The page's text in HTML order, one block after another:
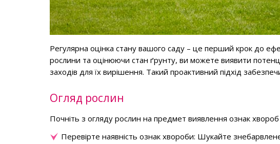
Регулярна оцінка стану вашого саду – це перший крок до
рослини та оцінюючи стан ґрунту, ви можете виявити
заходів для їх вирішення. Такий проактивний підхід
Огляд рослин
Почніть з огляду рослин на предмет виявлення ознак
Перевірте наявність ознак хвороби: Шукайте